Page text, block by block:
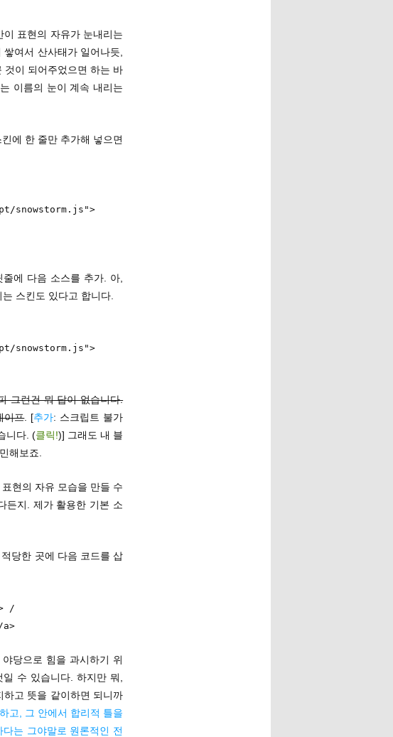
표현의 자유가 눈내리는
여서 산사태가 일어나듯,
것이 되어주었으면 하는 바
이름의 눈이 계속 내리는
에 한 줄만 추가해 넣으면
snowstorm.js">
줄에 다음 소스를 추가. 아,
스킨도 있다고 합니다.
snowstorm.js">
그런건 뭐 답이 없습니다.
이프. [추가: 스크립트 불가
니다. (클릭!)] 그래도 내 블
해보죠.
현의 자유 모습을 만들 수
든지. 제가 활용한 기본 소
당한 곳에 다음 코드를 삽
/
당으로 힘을 과시하기 위
수 있습니다. 하지만 뭐,
고 뜻을 같이하면 되니까
고, 그 안에서 합리적 틀을
는 그야말로 원론적인 전